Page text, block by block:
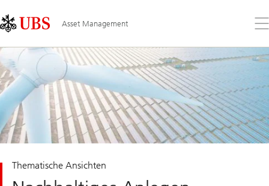
Links
Area
Asset Management
Sie
Thematische Ansichten